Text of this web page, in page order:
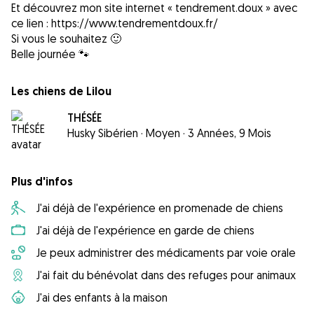
Et découvrez mon site internet « tendrement.doux » avec
ce lien : https://www.tendrementdoux.fr/
Si vous le souhaitez 🙂
Belle journée 🐾
Les chiens de Lilou
THÉSÉE
Husky Sibérien · Moyen · 3 Années, 9 Mois
Plus d'infos
J'ai déjà de l'expérience en promenade de chiens
J'ai déjà de l'expérience en garde de chiens
Je peux administrer des médicaments par voie orale
J'ai fait du bénévolat dans des refuges pour animaux
J'ai des enfants à la maison